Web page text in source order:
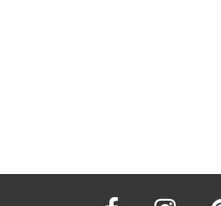
facebook instagram